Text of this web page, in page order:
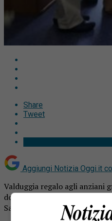
Share
Tweet
Aggiungi Notizia Oggi.it
Valduggia regalo agli anziani
donazione in memoria di
Sara Migliore.